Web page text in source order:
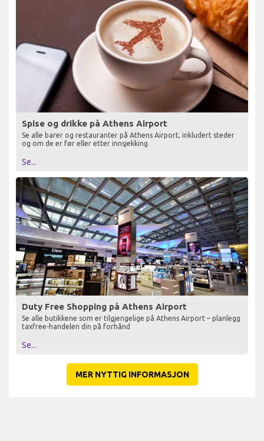
Spise og drikke på Athens Airport
Se alle barer og restauranter på Athens Airport, inkludert steder
og om de er før eller etter innsjekking
Se...
Duty Free Shopping på Athens Airport
Se alle butikkene som er tilgjengelige på Athens Airport – planlegg
taxfree-handelen din på forhånd
Se...
MER NYTTIG INFORMASJON